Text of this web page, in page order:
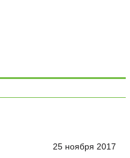
25 ноября 2017